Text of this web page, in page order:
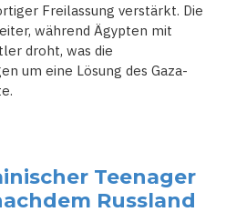
Freilassung verstärkt. Die
während Ägypten mit
droht, was die
um eine Lösung des Gaza-
Teenager
Russland